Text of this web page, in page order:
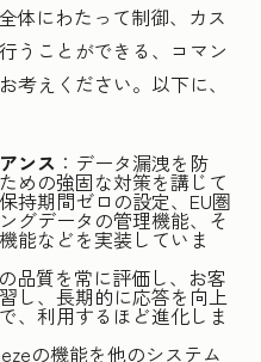
体にわたって制御、カス
うことができる、コマン
考えください。以下に、
ンス ：データ漏洩を防
めの強固な対策を講じて
持期間ゼロの設定、EU圏
グデータの管理機能、そ
能などを実装していま
品質を常に評価し、お客
し、長期的に応答を向上
、利用するほど進化しま
の機能を他のシステム